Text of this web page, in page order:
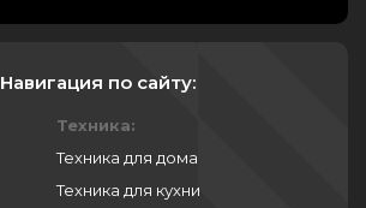
Навигация по сайту:
Техника:
Техника для дома
Техника для кухни